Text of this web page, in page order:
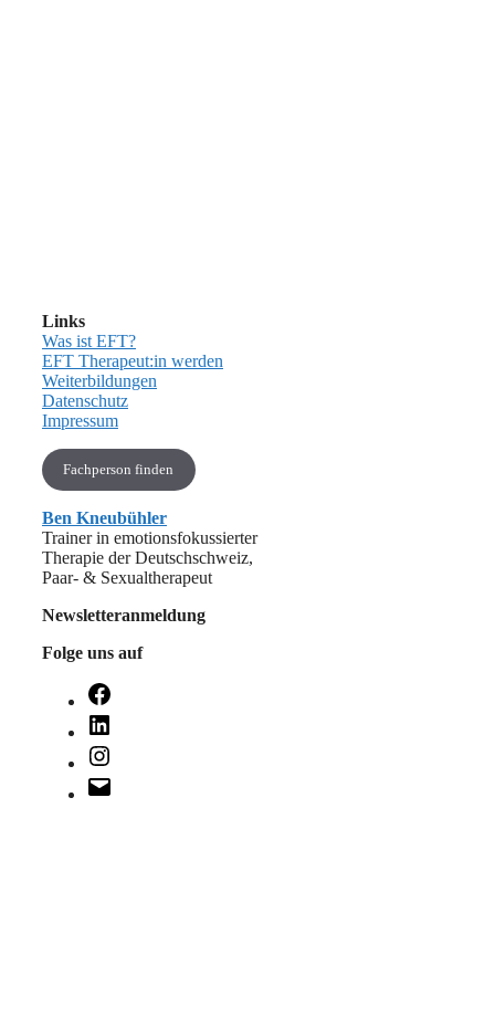
Links
Was ist EFT?
EFT Therapeut:in werden
Weiterbildungen
Datenschutz
Impressum
Fachperson finden
Ben Kneubühler
Trainer in emotionsfokussierter
Therapie der Deutschschweiz,
Paar- & Sexualtherapeut
Newsletteranmeldung
Folge uns auf
Facebook
LinkedIn
Instagram
E-
Mail